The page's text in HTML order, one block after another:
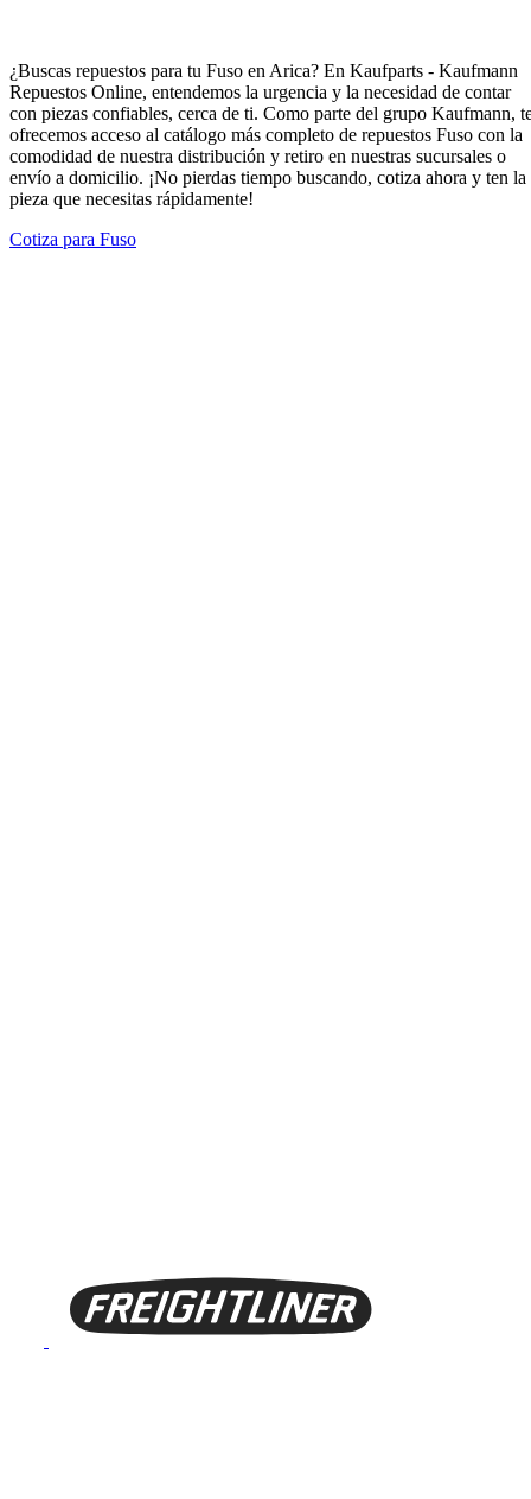
¿Buscas repuestos para tu Fuso en Arica? En Kaufparts - Kaufmann
Repuestos Online, entendemos la urgencia y la necesidad de contar
con piezas confiables, cerca de ti. Como parte del grupo Kaufmann,
ofrecemos acceso al catálogo más completo de repuestos Fuso con la
comodidad de nuestra distribución y retiro en nuestras sucursales o
envío a domicilio. ¡No pierdas tiempo buscando, cotiza ahora y ten la
pieza que necesitas rápidamente!
Cotiza para Fuso